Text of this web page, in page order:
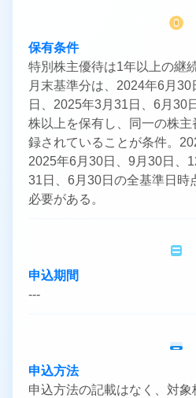
保有条件
特別株主優待は1年以上の継
月末基準分は、2024年6月
日、2025年3月31日、6月30
株以上を保有し、同一の株
録されていることが条件。
2025年6月30日、9月30日、
31日、6月30日の全基準日時
必要がある。
申込期間
---
申込方法
申込方法の記載はなく、対